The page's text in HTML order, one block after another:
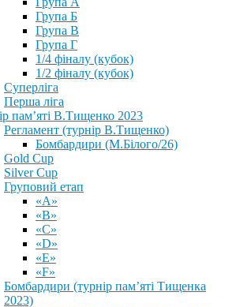
Група Б
Група В
Група Г
1/4 фіналу (кубок)
1/2 фіналу (кубок)
Суперліга
Перша ліга
пам’яті В.Тищенко 2023
Регламент (турнір В.Тищенко)
Бомбардири (М.Білого/26)
Gold Cup
Silver Cup
Груповий етап
«А»
«В»
«С»
«D»
«Е»
«F»
Бомбардири (турнір пам’яті Тищенка
2023)